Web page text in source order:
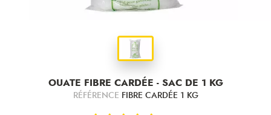
OUATE FIBRE CARDÉE - SAC DE 1 KG
RÉFÉRENCE FIBRE CARDÉE 1 KG